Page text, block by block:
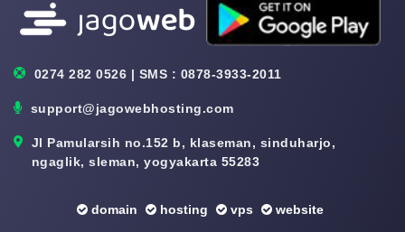
0274 282 0526 | SMS : 0878-3933-2011
support@jagowebhosting.com
Jl Pamularsih no.152 b, klaseman, sinduharjo,
ngaglik, sleman, yogyakarta 55283
domain hosting vps website